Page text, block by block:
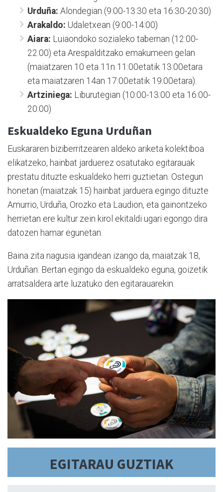
Urduña: Alondegian (9:00-13:30 eta 16:30-20:30)
Arakaldo: Udaletxean (9:00-14:00)
Aiara: Luiaondoko sozialeko tabernan (12:00-
22:00) eta Arespalditzako emakumeen gelan
(maiatzaren 10 eta 11n 11:00etatik 13:00etara
eta maiatzaren 14an 17:00etatik 19:00etara).
Artziniega: Liburutegian (10:00-13:00 eta 16:00-
20:00)
Eskualdeko Eguna Urduñan
Euskararen biziberritzearen aldeko ariketa kolektiboa
elikatzeko, hainbat jarduerez osatutako egitarauak
prestatu dituzte eskualdeko herri guztietan. Ostegun
honetan (maiatzak 15) hainbat jarduera egingo dituzte
Amurrio, Urduña, Orozko eta Laudion, eta gainontzeko
herrietan ere kultur zein kirol ekitaldi ugari egongo dira
datozen hamar egunetan.
Baina zita nagusia igandean izango da, maiatzak 18,
Urduñan. Bertan egingo da eskualdeko eguna, goizetik
arratsaldera arte luzatuko den egitarauarekin.
EGITARAU GUZTIAK